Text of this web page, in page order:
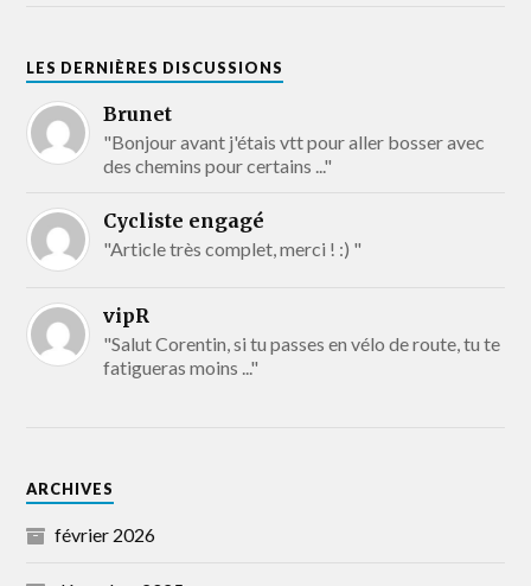
LES DERNIÈRES DISCUSSIONS
Brunet
"Bonjour avant j'étais vtt pour aller bosser avec
des chemins pour certains ..."
Cycliste engagé
"Article très complet, merci ! :) "
vipR
"Salut Corentin, si tu passes en vélo de route, tu te
fatigueras moins ..."
ARCHIVES
février 2026